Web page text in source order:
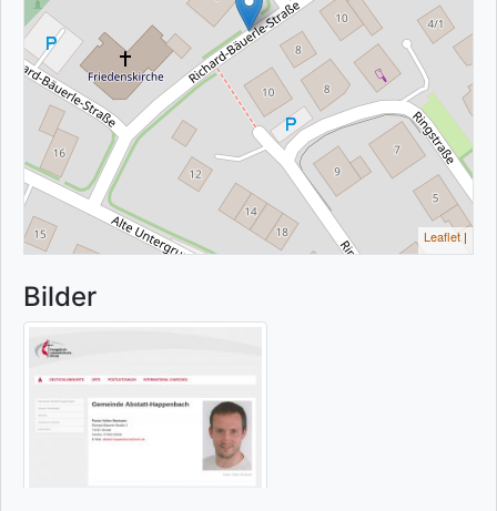
Leaflet |
Bilder